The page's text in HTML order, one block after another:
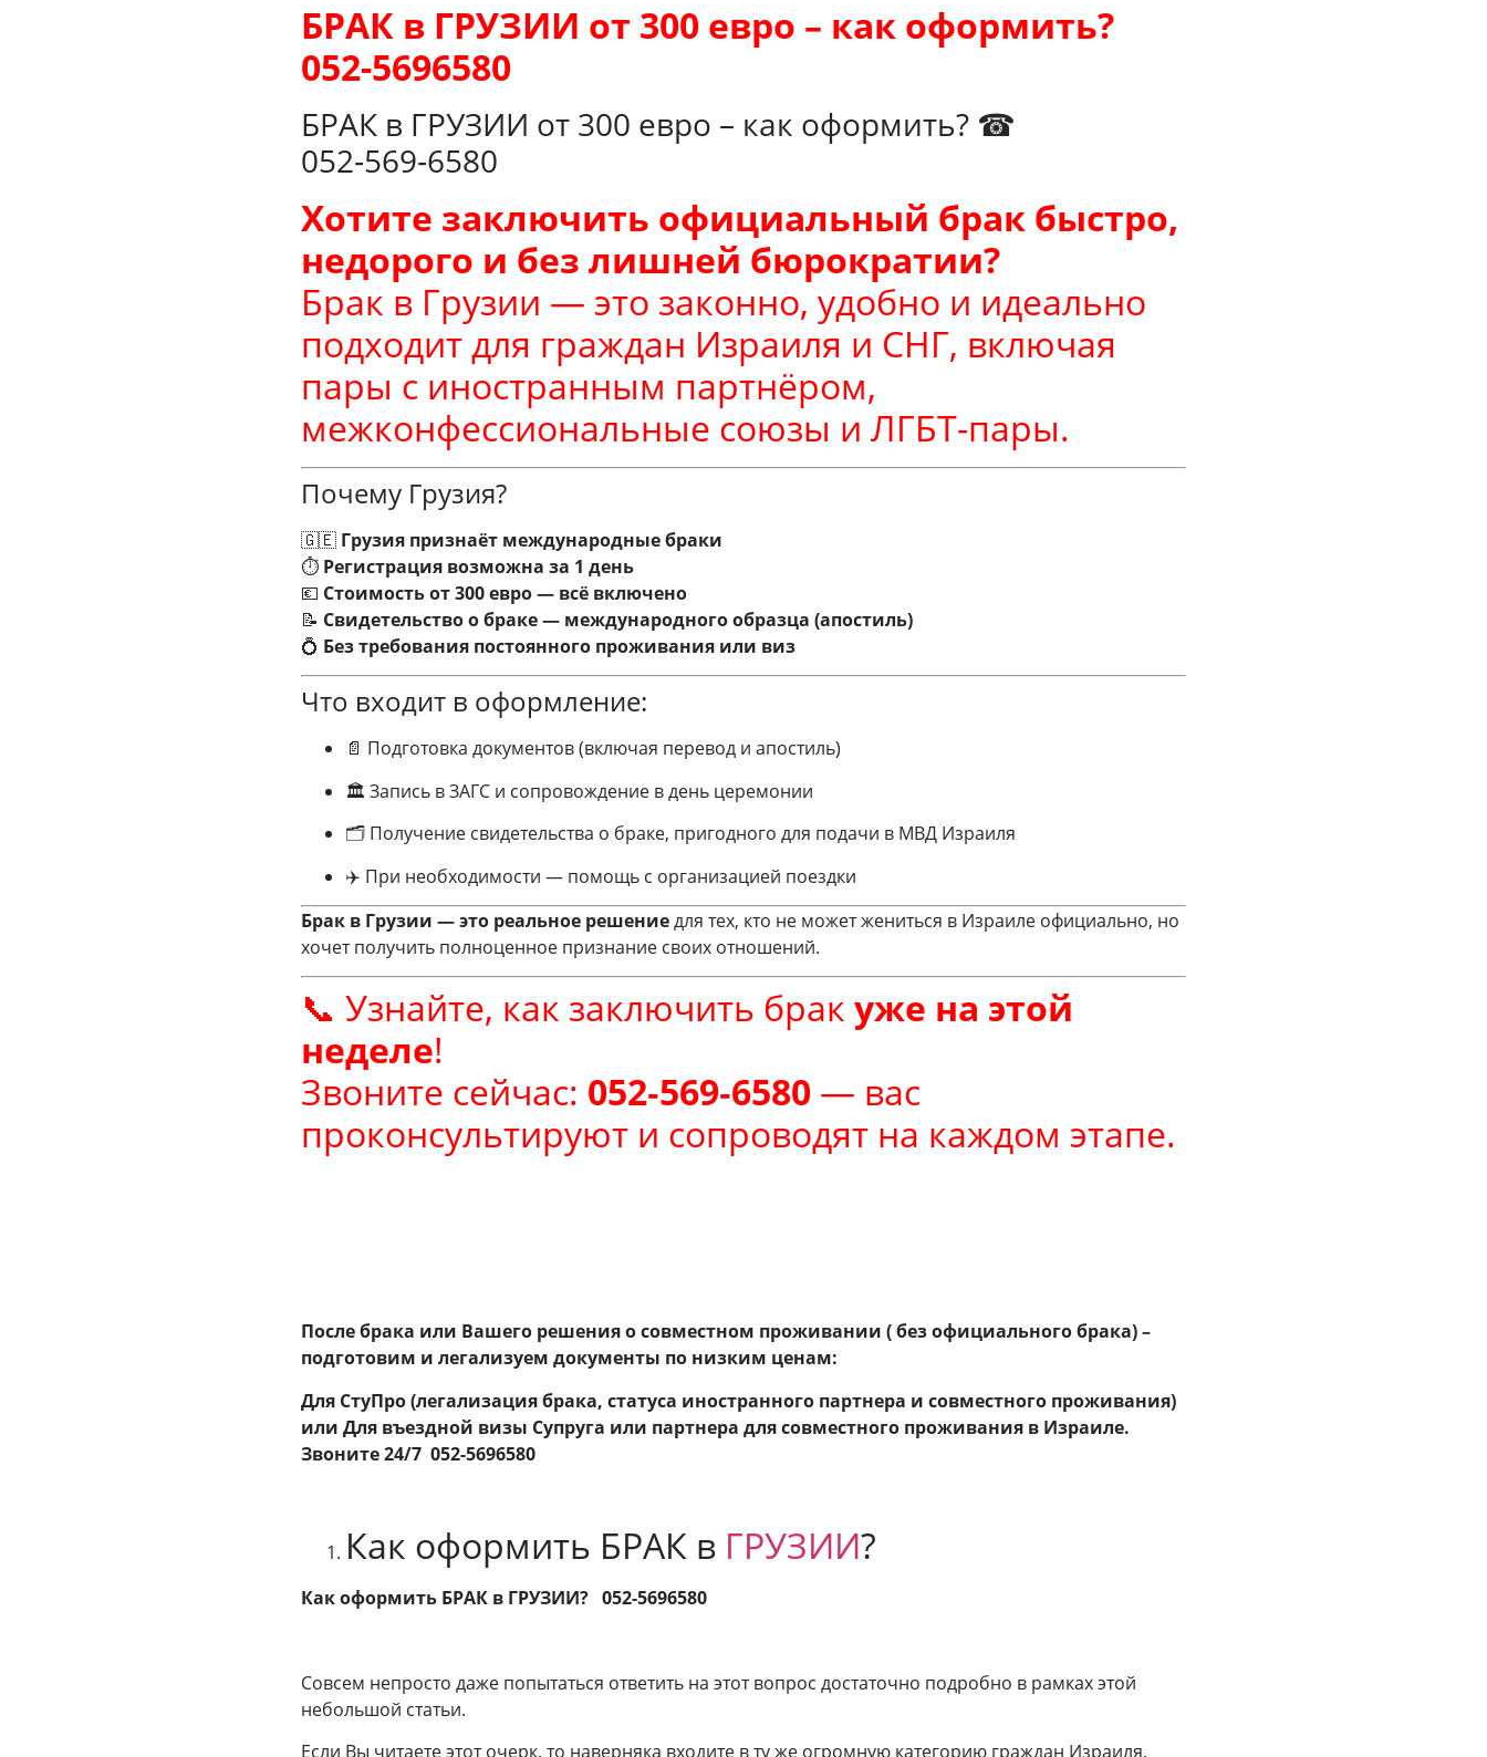
БРАК в ГРУЗИИ от 300 евро – как оформить?
052-5696580
БРАК в ГРУЗИИ от 300 евро – как оформить? ☎
052‑569‑6580
Хотите заключить официальный брак быстро,
недорого и без лишней бюрократии?
Брак в Грузии — это законно, удобно и идеально
подходит для граждан Израиля и СНГ, включая
пары с иностранным партнёром,
межконфессиональные союзы и ЛГБТ-пары.
Почему Грузия?
🇬🇪 Грузия признаёт международные браки
⏱ Регистрация возможна за 1 день
💶 Стоимость от 300 евро — всё включено
📝 Свидетельство о браке — международного образца (апостиль)
💍 Без требования постоянного проживания или виз
Что входит в оформление:
📄 Подготовка документов (включая перевод и апостиль)
🏛 Запись в ЗАГС и сопровождение в день церемонии
🗂 Получение свидетельства о браке, пригодного для подачи в МВД Израиля
✈️ При необходимости — помощь с организацией поездки
Брак в Грузии — это реальное решениедля тех, кто не может жениться в Израиле официально, но
хочет получить полноценное признание своих отношений.
📞 Узнайте, как заключить брак уже на этой
неделе!
Звоните сейчас: 052‑569‑6580 — вас
проконсультируют и сопроводят на каждом этапе.
После брака или Вашего решения о совместном проживании ( без официального брака) –
подготовим и легализуем документы по низким ценам:
Для СтуПро (легализация брака, статуса иностранного партнера и совместного проживания)
или Для въездной визы Супруга или партнера для совместного проживания в Израиле.
Звоните 24/7 052-5696580
Как оформить БРАК в ГРУЗИИ?
Как оформить БРАК в ГРУЗИИ? 052-5696580
Совсем непросто даже попытаться ответить на этот вопрос достаточно подробно в рамках этой
небольшой статьи.
Если Вы читаете этот очерк, то наверняка входите в ту же огромную категорию граждан Израиля,